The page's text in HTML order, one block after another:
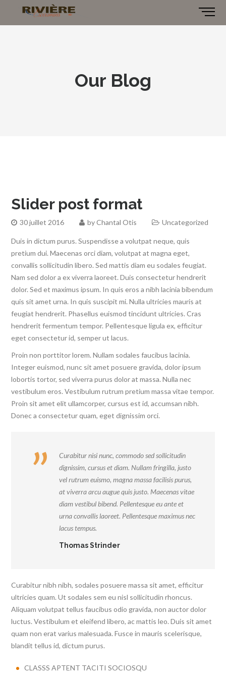
Our Blog
Slider post format
30 juillet 2016 byChantal Otis Uncategorized
Duis in dictum purus. Suspendisse a volutpat neque, quis
pretium dui. Maecenas orci diam, volutpat at magna eget,
convallis sollicitudin libero. Sed mattis diam eu sodales feugiat.
Nam sed dolor a ex viverra laoreet. Duis consectetur hendrerit
dolor. Sed et maximus ipsum. In quis eros a nibh lacinia bibendum
quis sit amet urna. In quis suscipit mi. Nulla ultricies mauris at
feugiat hendrerit. Phasellus euismod tincidunt ultricies. Cras
hendrerit fermentum tempor. Pellentesque ligula ex, efficitur
eget consectetur id, semper ut lacus.
Proin non porttitor lorem. Nullam sodales faucibus lacinia.
Integer euismod, nunc sit amet posuere gravida, dolor ipsum
lobortis tortor, sed viverra purus dolor at massa. Nulla nec
vestibulum eros. Vestibulum rutrum pretium massa vitae tempor.
Proin sit amet elit ullamcorper, cursus est id, accumsan nibh.
Donec a consectetur quam, eget dignissim orci.
Curabitur nisi nunc, commodo sed sollicitudin
dignissim, cursus et diam. Nullam fringilla, justo
vel rutrum euismo, magna massa facilisis purus,
at viverra arcu augue quis justo. Maecenas vitae
diam vestibul bibend. Pellentesque eu ante et
urna convallis laoreet. Pellentesque maximus nec
lacus tempus.
Thomas Strinder
Curabitur nibh nibh, sodales posuere massa sit amet, efficitur
ultricies quam. Ut sodales sem eu nisl sollicitudin rhoncus.
Aliquam volutpat tellus faucibus odio gravida, non auctor dolor
luctus. Vestibulum et eleifend libero, ac mattis leo. Duis sit amet
quam non erat varius malesuada. Fusce in mauris scelerisque,
blandit tellus id, dictum purus.
CLASSS APTENT TACITI SOCIOSQU